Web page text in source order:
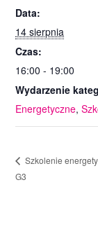
Data:
14 sierpnia
Czas:
16:00 - 19:00
Wydarzenie
Energetyczne,
Szkolenie
G3